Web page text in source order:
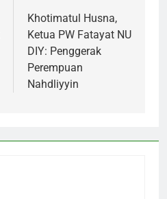
Khotimatul Husna,
Ketua PW Fatayat NU
DIY: Penggerak
Perempuan
Nahdliyyin